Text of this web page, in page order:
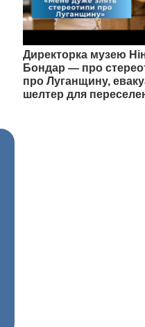
Директорка музею
Бондар — про
про Луганщину,
шелтер для